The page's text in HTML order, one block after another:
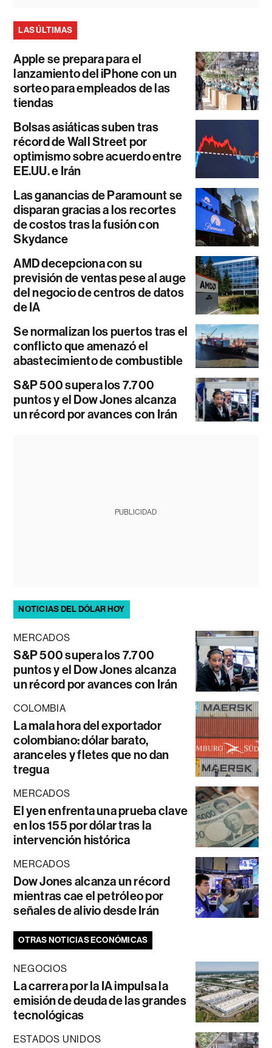
LAS ÚLTIMAS
Apple se prepara para el
lanzamiento del iPhone con un
sorteo para empleados de las
tiendas
Bolsas asiáticas suben tras
récord de Wall Street por
optimismo sobre acuerdo entre
EE.UU. e Irán
Las ganancias de Paramount se
disparan gracias a los recortes
de costos tras la fusión con
Skydance
AMD decepciona con su
previsión de ventas pese al auge
del negocio de centros de datos
de IA
Se normalizan los puertos tras el
conflicto que amenazó el
abastecimiento de combustible
S&P 500 supera los 7.700
puntos y el Dow Jones alcanza
un récord por avances con Irán
PUBLICIDAD
NOTICIAS DEL DÓLAR HOY
MERCADOS
S&P 500 supera los 7.700
puntos y el Dow Jones alcanza
un récord por avances con Irán
COLOMBIA
La mala hora del exportador
colombiano: dólar barato,
aranceles y fletes que no dan
tregua
MERCADOS
El yen enfrenta una prueba clave
en los 155 por dólar tras la
intervención histórica
MERCADOS
Dow Jones alcanza un récord
mientras cae el petróleo por
señales de alivio desde Irán
OTRAS NOTICIAS ECONÓMICAS
NEGOCIOS
La carrera por la IA impulsa la
emisión de deuda de las grandes
tecnológicas
ESTADOS UNIDOS